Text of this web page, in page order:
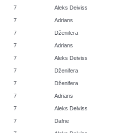
7 Aleks Deiviss
7 Adrians
7 Dženifera
7 Adrians
7 Aleks Deiviss
7 Dženifera
7 Dženifera
7 Adrians
7 Aleks Deiviss
7 Dafne